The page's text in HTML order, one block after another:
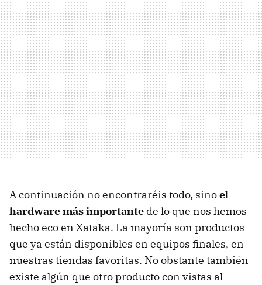
A continuación no encontraréis todo, sinoel
hardware más importante de lo que nos hemos
hecho eco en Xataka. La mayoría son productos
que ya están disponibles en equipos finales, en
nuestras tiendas favoritas. No obstante también
existe algún que otro producto con vistas al